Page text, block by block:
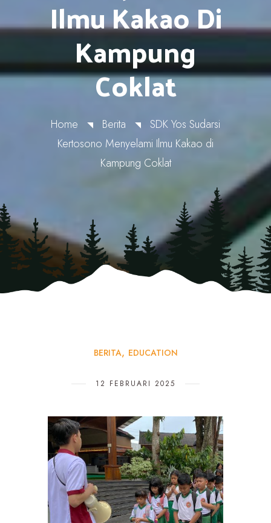
Ilmu Kakao Di
Kampung
Coklat
Home Berita
SDK Yos Sudarsi
Kertosono Menyelami Ilmu Kakao di
Kampung Coklat
BERITA EDUCATION
12 FEBRUARI 2025